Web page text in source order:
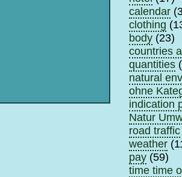
calendar
clothing
body (23)
countries
quantities
natural
ohne
indication
Natur
road traffic
weather
pay (59)
time time